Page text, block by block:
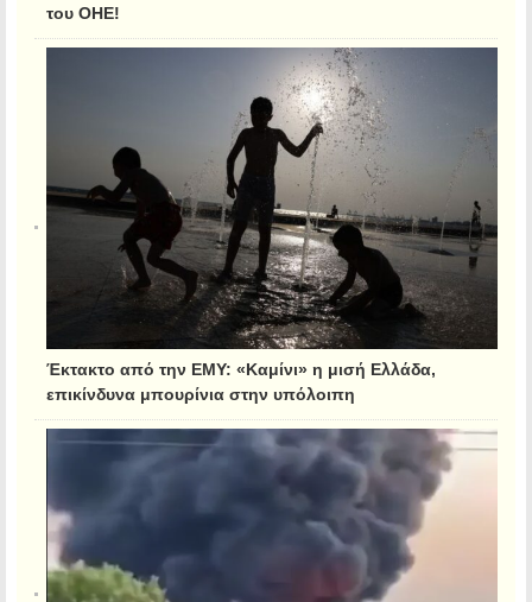
του ΟΗΕ!
Έκτακτο από την ΕΜΥ: «Καμίνι» η μισή Ελλάδα,
επικίνδυνα μπουρίνια στην υπόλοιπη